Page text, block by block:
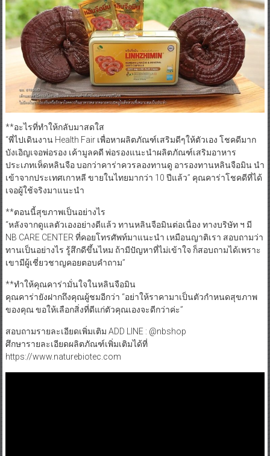
**อะไรที่ทำให้กลับมาสดใส
“พี่ไปเดินงาน Health Fair เพื่อหาผลิตภัณฑ์เสริมดีๆให้ตัวเอง โชคดีมาก
บังเอิญเจอพ่อรอง เค้ามูลคดี พ่อรองแนะนำผลิตภัณฑ์เสริมอาหาร
ประเภทเห็ดหลินจือ บอกว่าคาร่าควรลองทานดู อารองทานหลินจือมิน นำ
เข้าจากประเทศเกาหลี ขายในไทยมากว่า 10 ปีแล้ว” คุณคาร่าโชคดีที่ได้
เจอผู้ใช้จริงมาแนะนำ
**ตอนนี้สุขภาพเป็นอย่างไร
“หลังจากดูแลตัวเองอย่างดีแล้ว ทานหลินจือมินต่อเนื่อง ทางบริษัท ฯ มี
NB CARE CENTER ที่คอยโทรศัพท์มาแนะนำ เหมือนญาติเรา สอบถามว่า
ทานเป็นอย่างไร รู้สึกดีขึ้นไหม ถ้ามีปัญหาที่ไม่เข้าใจ ก็สอบถามได้เพราะ
เขามีผู้เชี่ยวชาญคอยตอบคำถาม”
**ทำให้คุณคาร่ามั่นใจในหลินจือมิน
คุณคาร่ายังฝากถึงคุณผู้ชมอีกว่า “อย่าให้ราคามาเป็นตัวกำหนดสุขภาพ
ของคุณ ขอให้เลือกสิ่งที่ดีแก่ตัวคุณเองจะดีกว่าค่ะ”
สอบถามรายละเอียดเพิ่มเติม ADD LINE : @nbshop
ศึกษารายละเอียดผลิตภัณฑ์เพิ่มเติมได้ที่
https://www.naturebiotec.com